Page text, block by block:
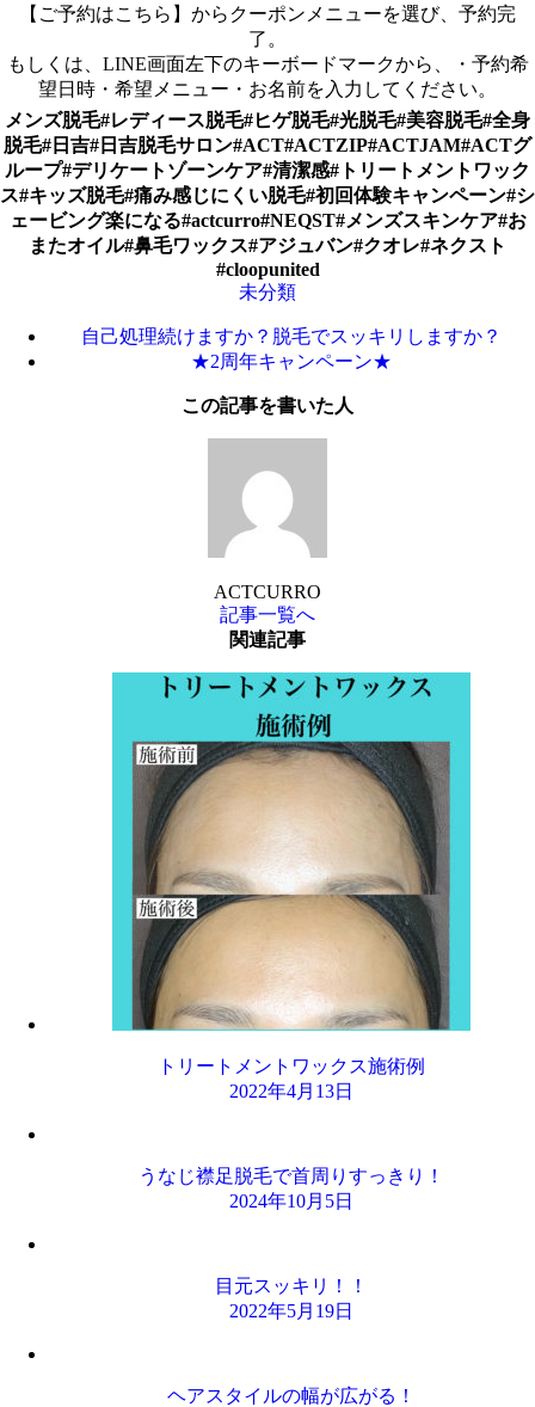
【ご予約はこちら】からクーポンメニューを選び、予約完
了。
もしくは、LINE画面左下のキーボードマークから、・予約希
望日時・希望メニュー・お名前を入力してください。
メンズ脱毛#レディース脱毛#ヒゲ脱毛#光脱毛#美容脱毛#全身
脱毛#日吉#日吉脱毛サロン#ACT#ACTZIP#ACTJAM#ACTグ
ループ#デリケートゾーンケア#清潔感#トリートメントワック
ス#キッズ脱毛#痛み感じにくい脱毛#初回体験キャンペーン#シ
ェービング楽になる#actcurro#NEQST#メンズスキンケア#お
またオイル#鼻毛ワックス#アジュバン#クオレ#ネクスト
#cloopunited
未分類
自己処理続けますか？脱毛でスッキリしますか？
★2周年キャンペーン★
この記事を書いた人
ACTCURRO
記事一覧へ
関連記事
トリートメントワックス施術例
2022年4月13日
うなじ襟足脱毛で首周りすっきり！
2024年10月5日
目元スッキリ！！
2022年5月19日
ヘアスタイルの幅が広がる！